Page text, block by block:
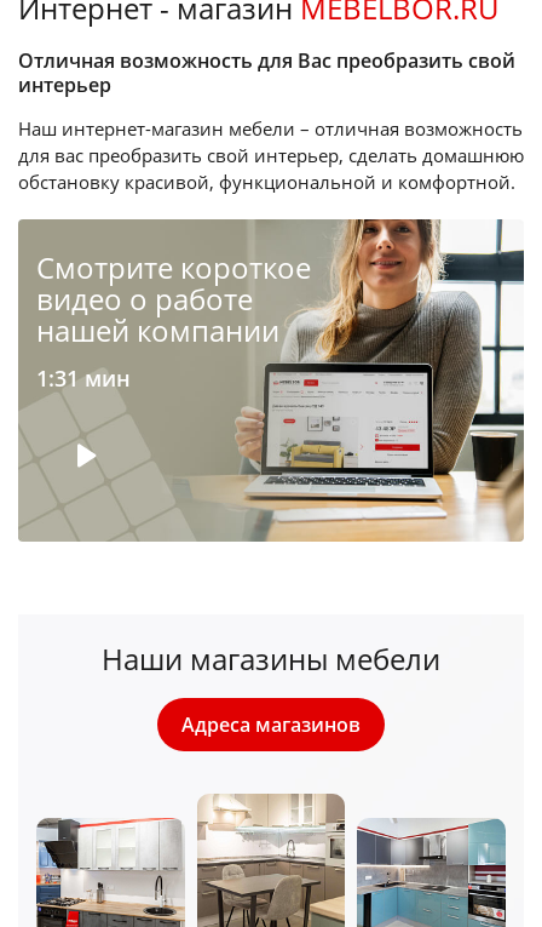
Отличная возможность для Вас преобразить свой
интерьер
Наш интернет-магазин мебели – отличная возможность
для вас преобразить свой интерьер, сделать домашнюю
обстановку красивой, функциональной и комфортной.
Cмотрите короткое
видео о работе
нашей компании
1:31 мин
Наши магазины мебели
Адреса магазинов